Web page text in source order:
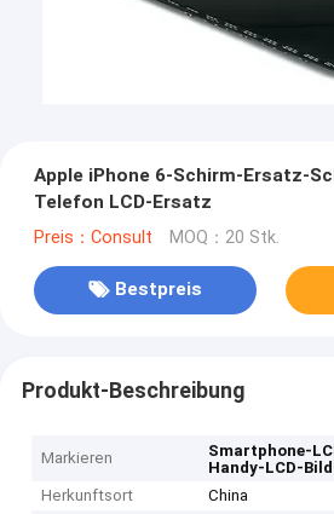
Apple iPhone 6-Schirm-Ersatz-
Telefon LCD-Ersatz
Preis：Consult MOQ：20 Stk.
Bestpreis
Produkt-Beschreibung
Markieren Smartphone-
Handy-LCD-
Herkunftsort
China